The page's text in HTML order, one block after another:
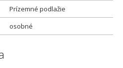
Prízemné podlažie
osobné